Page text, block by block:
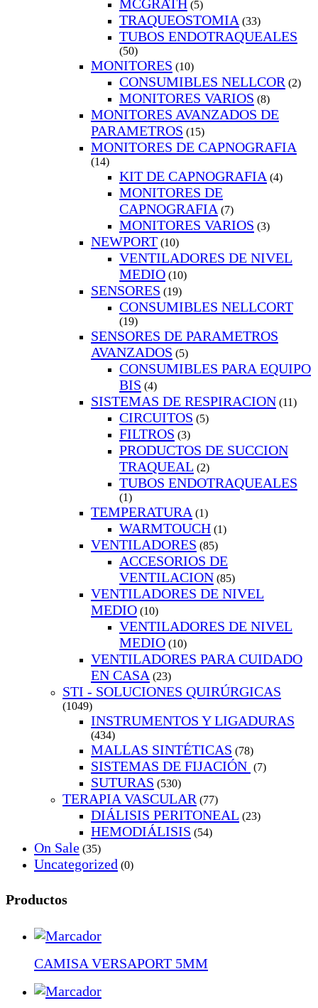
MCGRATH (5)
TRAQUEOSTOMIA (33)
TUBOS ENDOTRAQUEALES
(50)
MONITORES (10)
CONSUMIBLES NELLCOR (2)
MONITORES VARIOS (8)
MONITORES AVANZADOS DE
PARAMETROS (15)
MONITORES DE CAPNOGRAFIA
(14)
KIT DE CAPNOGRAFIA (4)
MONITORES DE
CAPNOGRAFIA (7)
MONITORES VARIOS (3)
NEWPORT (10)
VENTILADORES DE NIVEL
MEDIO (10)
SENSORES (19)
CONSUMIBLES NELLCORT
(19)
SENSORES DE PARAMETROS
AVANZADOS (5)
CONSUMIBLES PARA EQUIPO
BIS (4)
SISTEMAS DE RESPIRACION (11)
CIRCUITOS (5)
FILTROS (3)
PRODUCTOS DE SUCCION
TRAQUEAL (2)
TUBOS ENDOTRAQUEALES
(1)
TEMPERATURA (1)
WARMTOUCH (1)
VENTILADORES (85)
ACCESORIOS DE
VENTILACION (85)
VENTILADORES DE NIVEL
MEDIO (10)
VENTILADORES DE NIVEL
MEDIO (10)
VENTILADORES PARA CUIDADO
EN CASA (23)
STI - SOLUCIONES QUIRÚRGICAS
(1049)
INSTRUMENTOS Y LIGADURAS
(434)
MALLAS SINTÉTICAS (78)
SISTEMAS DE FIJACIÓN (7)
SUTURAS (530)
TERAPIA VASCULAR (77)
DIÁLISIS PERITONEAL (23)
HEMODIÁLISIS (54)
On Sale (35)
Uncategorized (0)
Productos
CAMISA VERSAPORT 5MM